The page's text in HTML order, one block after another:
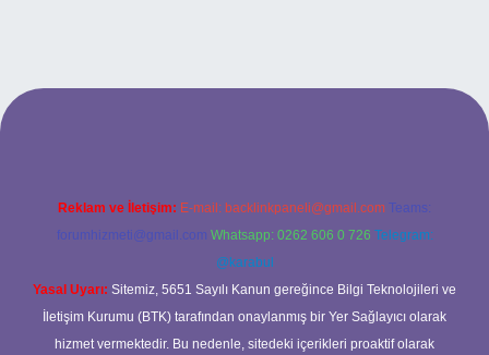
opera bet giriş
Reklam ve İletişim: E-mail: backlinkpaneli@gmail.com Teams:
forumhizmeti@gmail.com Whatsapp: 0262 606 0 726 Telegram:
@karabul
Yasal Uyarı: Sitemiz, 5651 Sayılı Kanun gereğince Bilgi Teknolojileri ve
İletişim Kurumu (BTK) tarafından onaylanmış bir Yer Sağlayıcı olarak
hizmet vermektedir. Bu nedenle, sitedeki içerikleri proaktif olarak